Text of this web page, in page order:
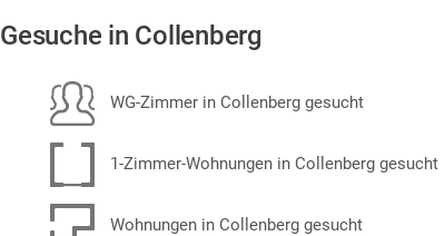
Gesuche in Collenberg
WG-Zimmer in Collenberg gesucht
1-Zimmer-Wohnungen in Collenberg gesucht
Wohnungen in Collenberg gesucht